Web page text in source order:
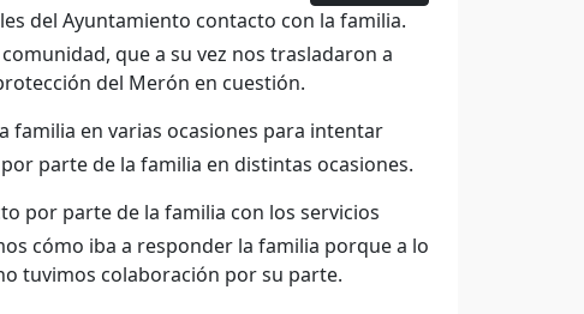
del Ayuntamiento contacto con la familia.
que a su vez nos trasladaron a
del Merón en cuestión.
familia en varias ocasiones para intentar
parte de la familia en distintas ocasiones.
por parte de la familia con los servicios
cómo iba a responder la familia porque a lo
tuvimos colaboración por su parte.